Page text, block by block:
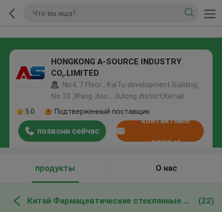
HONGKONG A-SOURCE INDUSTRY
CO,.LIMITED
No4, 7 Floor , KaiTu development Building,
No 33 ,Wang Jiao , Jiulong district,Китай
5.0
Подтверженный поставщик
позвони сейчас
контактные
данные
продукты О нас
Китай Фармацевтические стеклянные ампулы (22)